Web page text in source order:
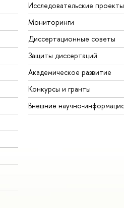
Исследовательские проекты
Мониторинги
Диссертационные советы
Защиты диссертаций
Академическое развитие
Конкурсы и гранты
Внешние научно-